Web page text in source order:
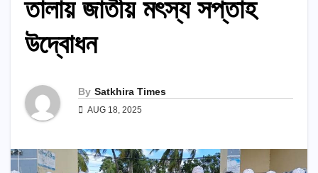
তালায় জাতীয় মৎস্য সপ্তাহ
উদ্বোধন
By Satkhira Times
AUG 18, 2025